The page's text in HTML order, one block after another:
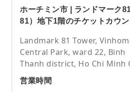
ホーチミン市 | ランドマーク
81）地下1階のチケットカウ
Landmark 81 Tower,
Central Park, ward 22, Binh
Thanh district, Ho Chi Minh
営業時間